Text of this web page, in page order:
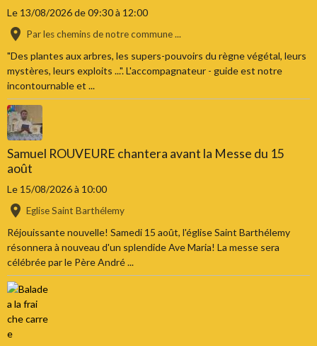
Le 13/08/2026de 09:30à 12:00
Par les chemins de notre commune ...
"Des plantes aux arbres, les supers-pouvoirs du règne végétal, leurs
mystères, leurs exploits ...". L'accompagnateur - guide est notre
incontournable et ...
Samuel ROUVEURE chantera avant la Messe du 15
août
Le 15/08/2026à 10:00
Eglise Saint Barthélemy
Réjouissante nouvelle! Samedi 15 août, l'église Saint Barthélemy
résonnera à nouveau d'un splendide Ave Maria! La messe sera
célébrée par le Père André ...